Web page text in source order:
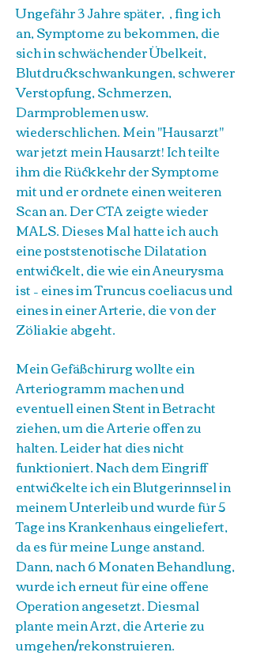
Ungefähr 3 Jahre später, , fing ich
an, Symptome zu bekommen, die
sich in schwächender Übelkeit,
Blutdruckschwankungen, schwerer
Verstopfung, Schmerzen,
Darmproblemen usw.
wiederschlichen. Mein "Hausarzt"
war jetzt mein Hausarzt! Ich teilte
ihm die Rückkehr der Symptome
mit und er ordnete einen weiteren
Scan an. Der CTA zeigte wieder
MALS. Dieses Mal hatte ich auch
eine poststenotische Dilatation
entwickelt, die wie ein Aneurysma
ist – eines im Truncus coeliacus und
eines in einer Arterie, die von der
Zöliakie abgeht.
Mein Gefäßchirurg wollte ein
Arteriogramm machen und
eventuell einen Stent in Betracht
ziehen, um die Arterie offen zu
halten. Leider hat dies nicht
funktioniert. Nach dem Eingriff
entwickelte ich ein Blutgerinnsel in
meinem Unterleib und wurde für 5
Tage ins Krankenhaus eingeliefert,
da es für meine Lunge anstand.
Dann, nach 6 Monaten Behandlung,
wurde ich erneut für eine offene
Operation angesetzt. Diesmal
plante mein Arzt, die Arterie zu
umgehen/rekonstruieren.